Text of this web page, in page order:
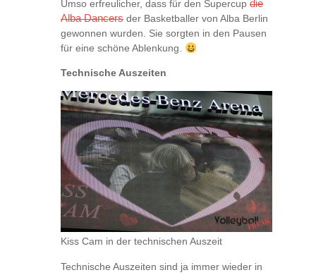
Umso erfreulicher, dass für den Supercup die
Alba Dancers der Basketballer von Alba Berlin
gewonnen wurden. Sie sorgten in den Pausen
für eine schöne Ablenkung.
Technische Auszeiten
Kiss Cam in der technischen Auszeit
Technische Auszeiten sind ja immer wieder in